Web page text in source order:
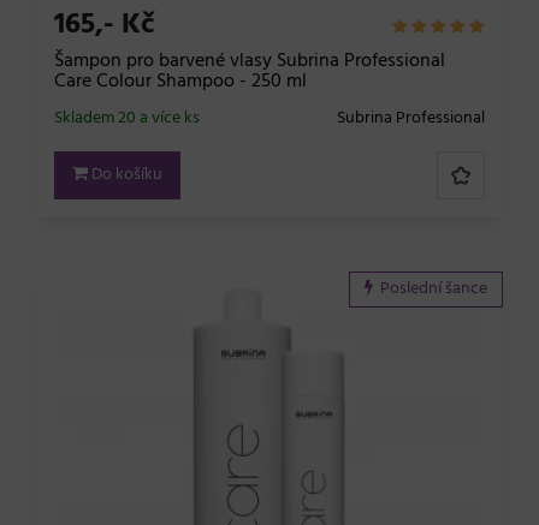
165,- Kč
Šampon pro barvené vlasy Subrina Professional
Care Colour Shampoo - 250 ml
Subrina Professional
Skladem 20 a více ks
Do košíku
Poslední šance